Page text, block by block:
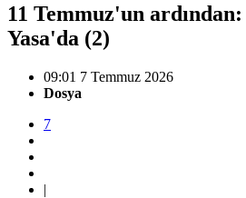
11 Temmuz'un
Yasa'da (2)
09:01 7 Temmuz 2026
Dosya
7
|